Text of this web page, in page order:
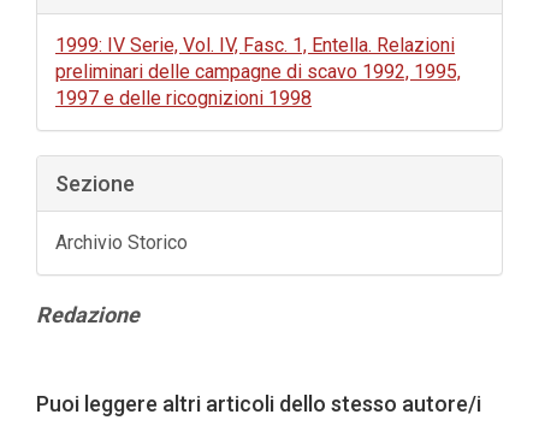
1999: IV Serie, Vol. IV, Fasc. 1, Entella. Relazioni
preliminari delle campagne di scavo 1992, 1995,
1997 e delle ricognizioni 1998
Sezione
Archivio Storico
Contenuto
Redazione
dell'articolo
Puoi leggere altri articoli dello stesso autore/i